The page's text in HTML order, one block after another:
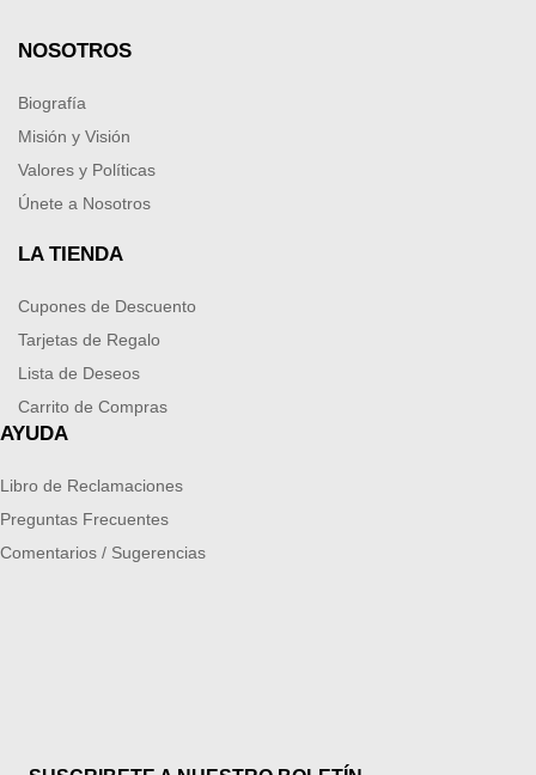
NOSOTROS
Biografía
Misión y Visión
Valores y Políticas
Únete a Nosotros
LA TIENDA
Cupones de Descuento
Tarjetas de Regalo
Lista de Deseos
Carrito de Compras
AYUDA
Libro de Reclamaciones
Preguntas Frecuentes
Comentarios / Sugerencias